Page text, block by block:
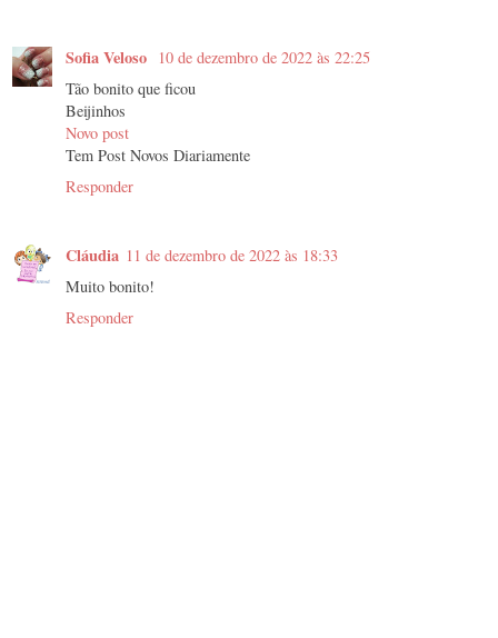
Sofia Veloso
10 de dezembro de 2022 às 22:25
Tão bonito que ficou
Beijinhos
Novo post
Tem Post Novos Diariamente
Responder
Cláudia 11 de dezembro de 2022 às 18:33
Muito bonito!
Responder